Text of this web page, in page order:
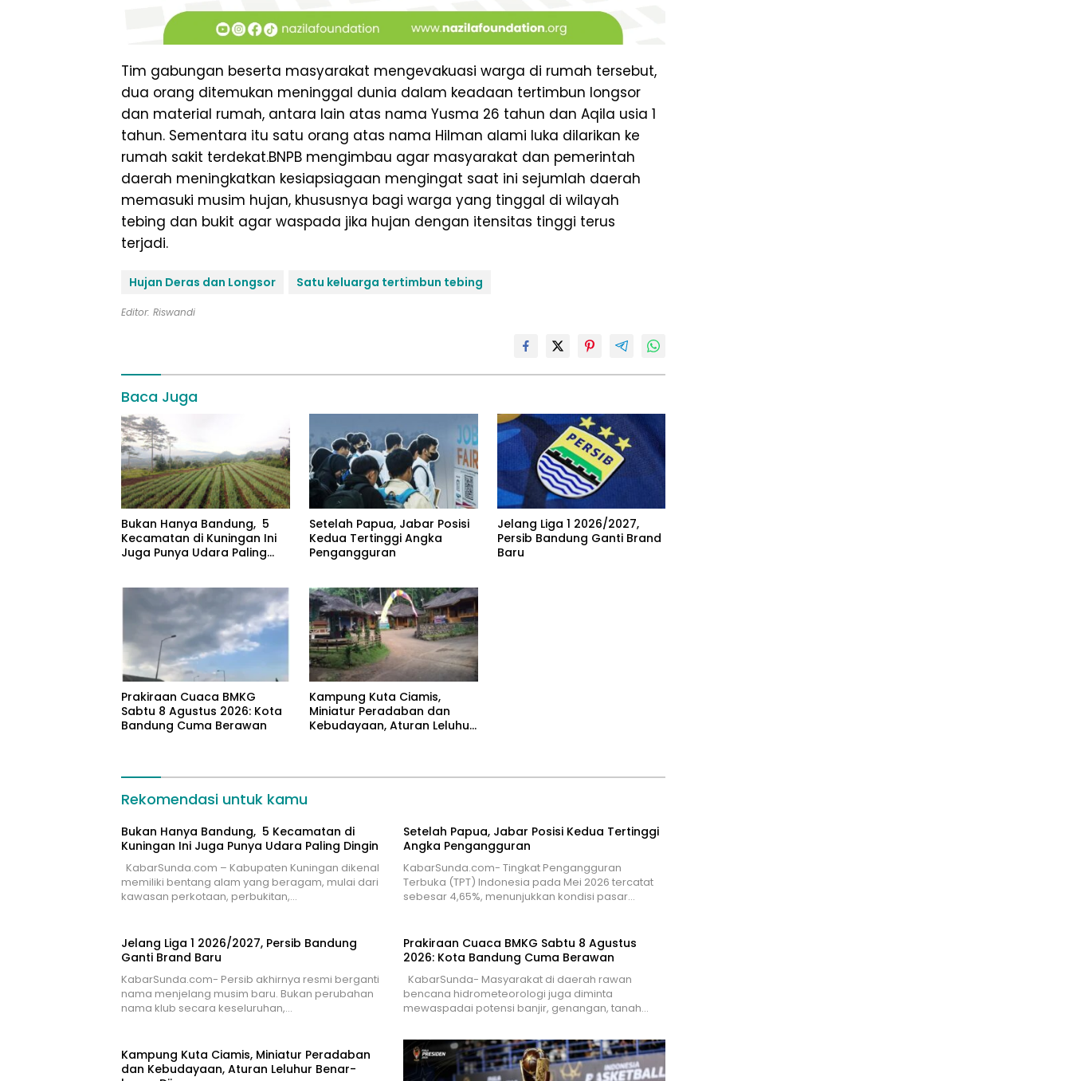
Tim gabungan beserta masyarakat mengevakuasi warga di rumah tersebut,
dua orang ditemukan meninggal dunia dalam keadaan tertimbun longsor
dan material rumah, antara lain atas nama Yusma 26 tahun dan Aqila usia 1
tahun. Sementara itu satu orang atas nama Hilman alami luka dilarikan ke
rumah sakit terdekat.BNPB mengimbau agar masyarakat dan pemerintah
daerah meningkatkan kesiapsiagaan mengingat saat ini sejumlah daerah
memasuki musim hujan, khususnya bagi warga yang tinggal di wilayah
tebing dan bukit agar waspada jika hujan dengan itensitas tinggi terus
terjadi.
Hujan Deras dan Longsor Satu keluarga tertimbun tebing
Editor: Riswandi
Baca Juga
Bukan Hanya Bandung, 5
Kecamatan di Kuningan Ini
Juga Punya Udara Paling
Setelah Papua, Jabar Posisi
Kedua Tertinggi Angka
Pengangguran
Jelang Liga 1 2026/2027,
Persib Bandung Ganti Brand
Baru
Prakiraan Cuaca BMKG
Sabtu 8 Agustus 2026: Kota
Bandung Cuma Berawan
Kampung Kuta Ciamis,
Miniatur Peradaban dan
Kebudayaan, Aturan Leluhur
Rekomendasi untuk kamu
Bukan Hanya Bandung, 5 Kecamatan di
Kuningan Ini Juga Punya Udara Paling Dingin
KabarSunda.com – Kabupaten Kuningan dikenal
memiliki bentang alam yang beragam, mulai dari
kawasan perkotaan, perbukitan,…
Setelah Papua, Jabar Posisi Kedua Tertinggi
Angka Pengangguran
KabarSunda.com- Tingkat Pengangguran
Terbuka (TPT) Indonesia pada Mei 2026 tercatat
sebesar 4,65%, menunjukkan kondisi pasar…
Jelang Liga 1 2026/2027, Persib Bandung
Ganti Brand Baru
KabarSunda.com- Persib akhirnya resmi berganti
nama menjelang musim baru. Bukan perubahan
nama klub secara keseluruhan,…
Prakiraan Cuaca BMKG Sabtu 8 Agustus
2026: Kota Bandung Cuma Berawan
KabarSunda- Masyarakat di daerah rawan
bencana hidrometeorologi juga diminta
mewaspadai potensi banjir, genangan, tanah…
Kampung Kuta Ciamis, Miniatur Peradaban
dan Kebudayaan, Aturan Leluhur Benar-